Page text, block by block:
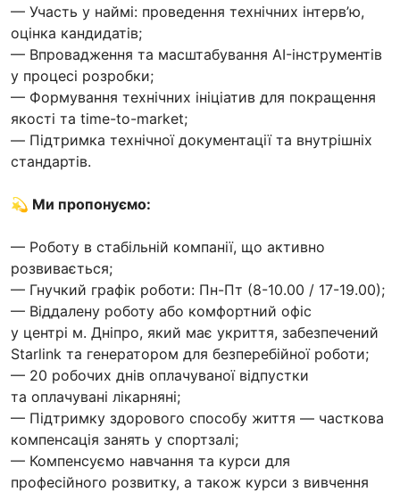
— Участь у наймі: проведення технічних інтерв’ю,
оцінка кандидатів;
— Впровадження та масштабування AI-інструментів
у процесі розробки;
— Формування технічних ініціатив для покращення
якості та time-to-market;
— Підтримка технічної документації та внутрішніх
стандартів.
💫 Ми пропонуємо:
— Роботу в стабільній компанії, що активно
розвивається;
— Гнучкий графік роботи: Пн-Пт (8-10.00 / 17-19.00);
— Віддалену роботу або комфортний офіс
у центрі м. Дніпро, який має укриття, забезпечений
Starlink та генератором для безперебійної роботи;
— 20 робочих днів оплачуваної відпустки
та оплачувані лікарняні;
— Підтримку здорового способу життя — часткова
компенсація занять у спортзалі;
— Компенсуємо навчання та курси для
професійного розвитку, а також курси з вивчення